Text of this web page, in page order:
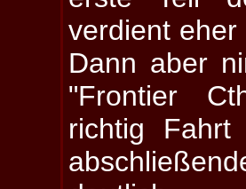
verdient
Dann aber
"Frontier
richtig